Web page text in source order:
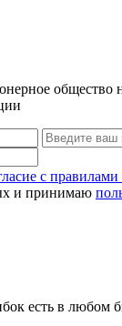
общество
с правилами
и принимаю
есть в любом